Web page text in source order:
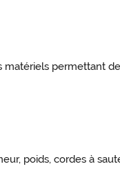
permettant
poids, cordes à